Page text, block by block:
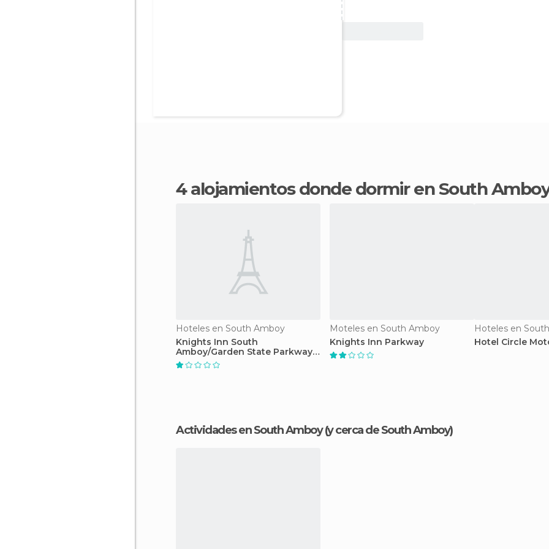
4 alojamientos donde dormir en South
Hoteles en South Amboy
Knights Inn South
Amboy/Garden State Parkway
South, Exit 125
Moteles en South Amboy
Knights Inn Parkway
Hoteles en
Hotel Circle
Actividades en South Amboy (y cerca de South Amboy)